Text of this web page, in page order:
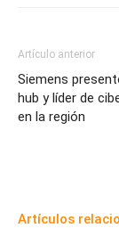
Artículo anterior
Siemens
hub y líder de
en la región
Artículos